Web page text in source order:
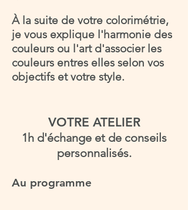
À la suite de votre colorimétrie,
je vous explique l'harmonie des
couleurs ou l'art d'associer les
couleurs entres elles selon vos
objectifs et votre style.
VOTRE ATELIER
1h d'échange et de conseils
personnalisés.
Au programme